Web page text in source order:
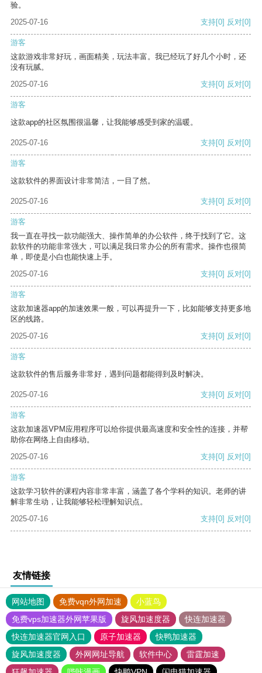
验。
2025-07-16
支持[0] 反对[0]
游客
这款游戏非常好玩，画面精美，玩法丰富。我已经玩了好几个小时，还
没有玩腻。
2025-07-16
支持[0] 反对[0]
游客
这款app的社区氛围很温馨，让我能够感受到家的温暖。
2025-07-16 支持[0] 反对[0]
游客
这款软件的界面设计非常简洁，一目了然。
2025-07-16 支持[0] 反对[0]
游客
我一直在寻找一款功能强大、操作简单的办公软件，终于找到了它。这
款软件的功能非常强大，可以满足我日常办公的所有需求。操作也很简
单，即使是小白也能快速上手。
2025-07-16
支持[0] 反对[0]
游客
这款加速器app的加速效果一般，可以再提升一下，比如能够支持更多地
区的线路。
2025-07-16
支持[0] 反对[0]
游客
这款软件的售后服务非常好，遇到问题都能得到及时解决。
2025-07-16 支持[0] 反对[0]
游客
这款加速器VPM应用程序可以给你提供最高速度和安全性的连接，并帮
助你在网络上自由移动。
2025-07-16
支持[0] 反对[0]
游客
这款学习软件的课程内容非常丰富，涵盖了各个学科的知识。老师的讲
解非常生动，让我能够轻松理解知识点。
2025-07-16
支持[0] 反对[0]
友情链接
网站地图 免费vqn外网加速
小蓝鸟
免费vps加速器外网苹果版
旋风加速度器
快连加速器
快连加速器官网入口
原子加速器
快鸭加速器
旋风加速度器
外网网址导航 软件中心
雷霆加速